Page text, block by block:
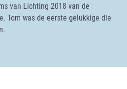
van Lichting 2018 van de
Tom was de eerste gelukkige die